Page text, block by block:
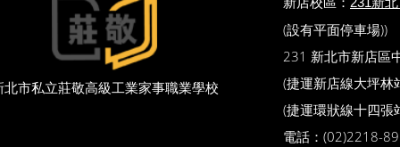
北市私立莊敬高級工業家事職業學校
(設有平面停車場))
231 新北市新店區
(捷運新店線大坪林
(捷運環狀線十四張
電話：(02)2218-